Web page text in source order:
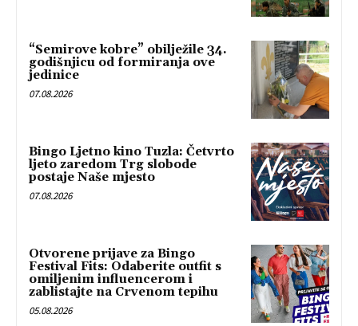
“Semirove kobre” obilježile 34.
godišnjicu od formiranja ove
jedinice
07.08.2026
Bingo Ljetno kino Tuzla: Četvrto
ljeto zaredom Trg slobode
postaje Naše mjesto
07.08.2026
Otvorene prijave za Bingo
Festival Fits: Odaberite outfit s
omiljenim influencerom i
zablistajte na Crvenom tepihu
05.08.2026